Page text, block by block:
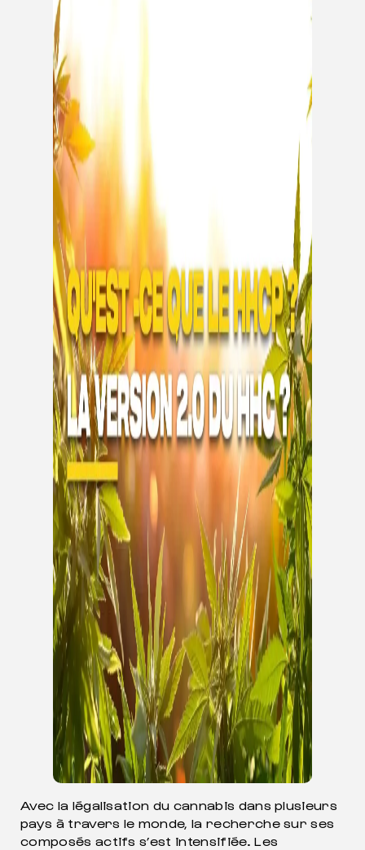
Avec la légalisation du cannabis dans plusieurs
pays à travers le monde, la recherche sur ses
composés actifs s’est intensifiée. Les